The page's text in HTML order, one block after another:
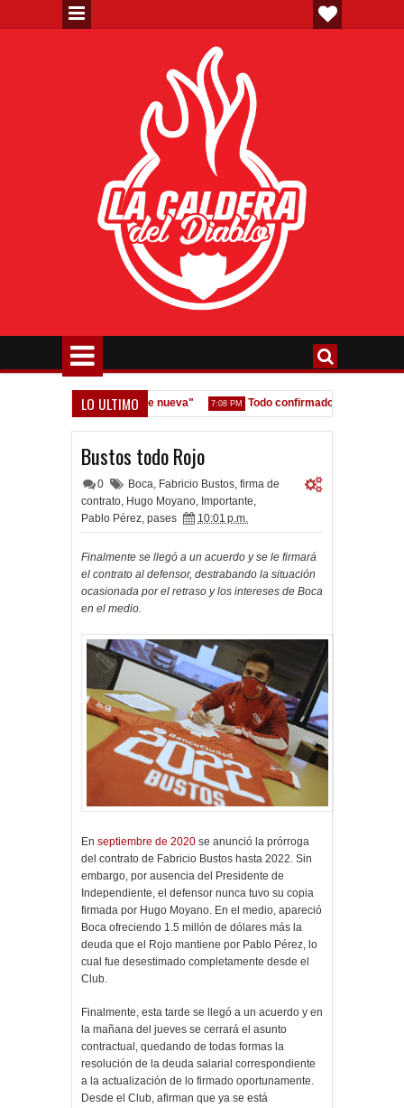
LO ULTIMO
y que venga gente nueva" 7:08 PM Todo confirmado en la Copa
Bustos todo Rojo
0 Boca, Fabricio Bustos, firma de
contrato, Hugo Moyano, Importante,
Pablo Pérez, pases 10:01 p.m.
Finalmente se llegó a un acuerdo y se le firmará
el contrato al defensor, destrabando la situación
ocasionada por el retraso y los intereses de Boca
en el medio.
En septiembre de 2020 se anunció la prórroga
del contrato de Fabricio Bustos hasta 2022. Sin
embargo, por ausencia del Presidente de
Independiente, el defensor nunca tuvo su copia
firmada por Hugo Moyano. En el medio, apareció
Boca ofreciendo 1.5 millón de dólares más la
deuda que el Rojo mantiene por Pablo Pérez, lo
cual fue desestimado completamente desde el
Club.
Finalmente, esta tarde se llegó a un acuerdo y en
la mañana del jueves se cerrará el asunto
contractual, quedando de todas formas la
resolución de la deuda salarial correspondiente
a la actualización de lo firmado oportunamente.
Desde el Club, afirman que ya se está